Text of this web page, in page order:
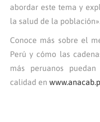
abordar este tema y
la salud de la
Conoce más sobre el
Perú y cómo las
más peruanos
calidad en